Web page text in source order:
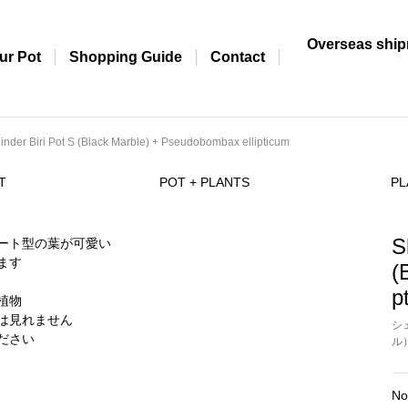
Overseas
Pot Shopping Guide Contact
Biri Pot S (Black Marble) + Pseudobombax ellipticum
POT + PLANTS
シ
ル
No